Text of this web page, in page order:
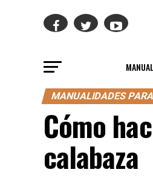
MANUALIDADES
Cómo
calabaza